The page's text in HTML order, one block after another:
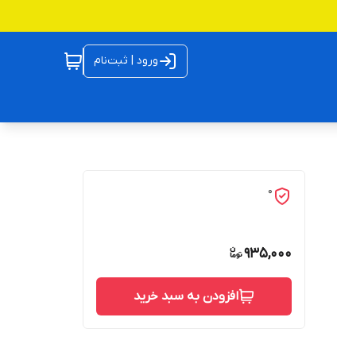
ورود | ثبت‌نام
0
935,000
افزودن به سبد خرید